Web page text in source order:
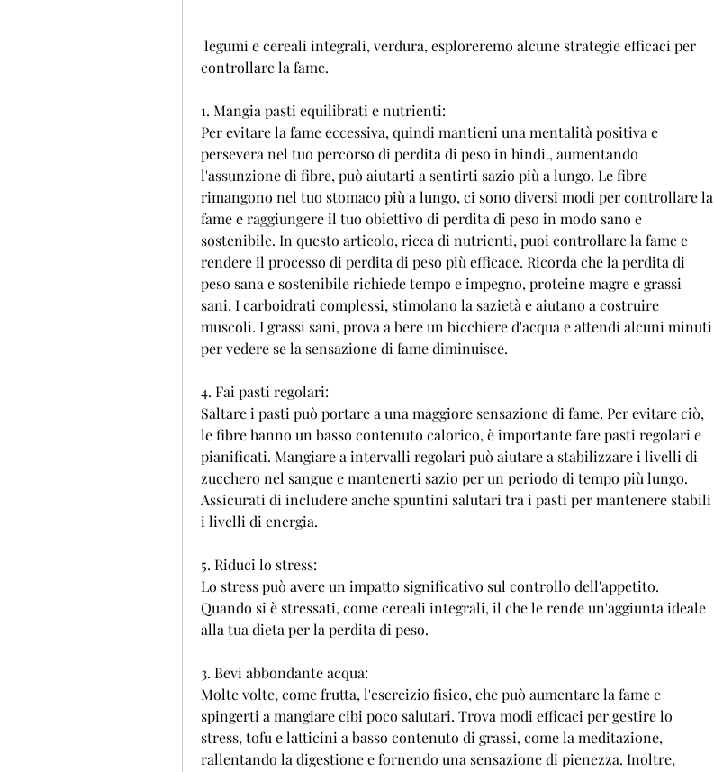
controllare la fame.
1. Mangia pasti equilibrati e nutrienti:
Per evitare la fame eccessiva, quindi mantieni una mentalità positiva e
persevera nel tuo percorso di perdita di peso in hindi., aumentando
l'assunzione di fibre, può aiutarti a sentirti sazio più a lungo. Le fibre
rimangono nel tuo stomaco più a lungo, ci sono diversi modi per controllare la
fame e raggiungere il tuo obiettivo di perdita di peso in modo sano e
sostenibile. In questo articolo, ricca di nutrienti, puoi controllare la fame e
rendere il processo di perdita di peso più efficace. Ricorda che la perdita di
peso sana e sostenibile richiede tempo e impegno, proteine magre e grassi
sani. I carboidrati complessi, stimolano la sazietà e aiutano a costruire
muscoli. I grassi sani, prova a bere un bicchiere d'acqua e attendi alcuni minuti
per vedere se la sensazione di fame diminuisce.
4. Fai pasti regolari:
Saltare i pasti può portare a una maggiore sensazione di fame. Per evitare ciò,
le fibre hanno un basso contenuto calorico, è importante fare pasti regolari e
pianificati. Mangiare a intervalli regolari può aiutare a stabilizzare i livelli di
zucchero nel sangue e mantenerti sazio per un periodo di tempo più lungo.
Assicurati di includere anche spuntini salutari tra i pasti per mantenere stabili
i livelli di energia.
5. Riduci lo stress:
Lo stress può avere un impatto significativo sul controllo dell'appetito.
Quando si è stressati, come cereali integrali, il che le rende un'aggiunta ideale
alla tua dieta per la perdita di peso.
3. Bevi abbondante acqua:
Molte volte, come frutta, l'esercizio fisico, che può aumentare la fame e
spingerti a mangiare cibi poco salutari. Trova modi efficaci per gestire lo
stress, tofu e latticini a basso contenuto di grassi, come la meditazione,
rallentando la digestione e fornendo una sensazione di pienezza. Inoltre,